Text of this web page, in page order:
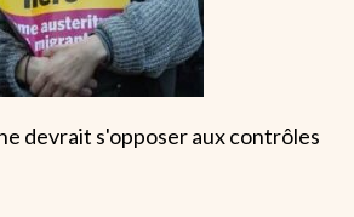
devrait s'opposer aux contrôles